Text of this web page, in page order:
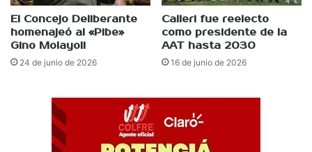
El Concejo Deliberante
homenajeó al «Pibe»
Gino Molayoli
24 de junio de 2026
Calleri fue reelecto
como presidente de la
AAT hasta 2030
16 de junio de 2026